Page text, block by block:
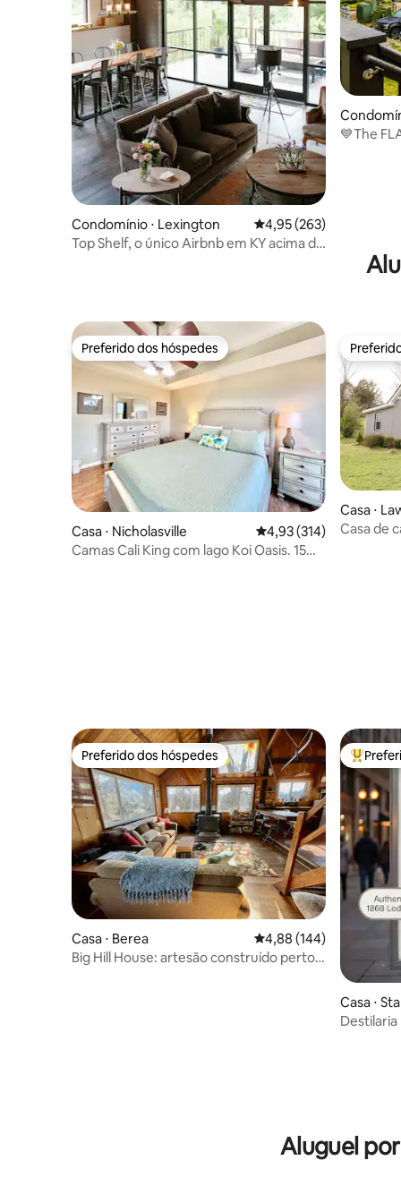
Condomínio ⋅ Lexington 4,95 de uma avaliação
4,95 (263)
Top Shelf, o único Airbnb em KY acima de
💙The
Preferido dos hóspedes
Preferido dos hóspedes
Casa ⋅ Nicholasville 4,93 de uma avaliação
4,93 (314)
Camas Cali King com lago Koi Oasis. 15
Casa ⋅
Casa de
Preferido dos hóspedes
Preferido dos hóspedes
Casa ⋅ Berea 4,88 de uma avaliação
4,88 (144)
Big Hill House: artesão construído perto
Entre
Casa ⋅
Aluguel